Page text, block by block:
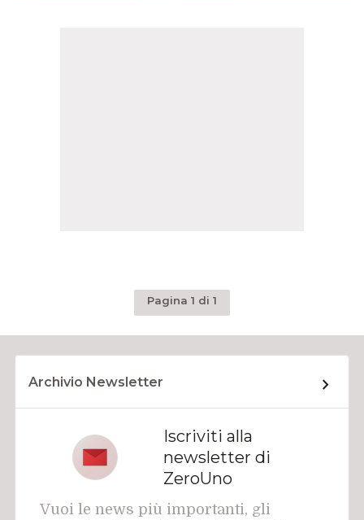
Pagina 1 di 1
Archivio Newsletter
Iscriviti alla
newsletter di
ZeroUno
Vuoi le news più importanti, gli